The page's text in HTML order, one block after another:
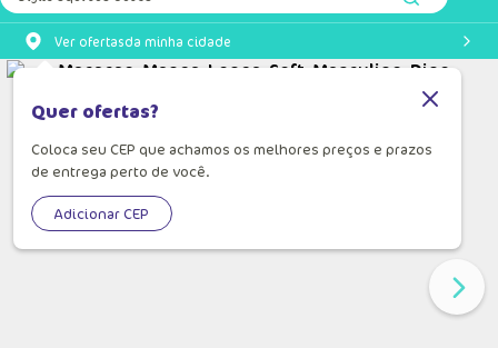
Ver ofertasda minha cidade
Quer ofertas?
Coloca seu CEP que achamos os melhores preços e prazos
de entrega perto de você.
Adicionar CEP